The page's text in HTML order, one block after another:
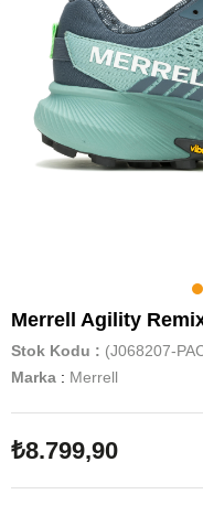
Merrell Agility
Stok Kodu
(J068207-
Marka : Merrell
₺8.799,90